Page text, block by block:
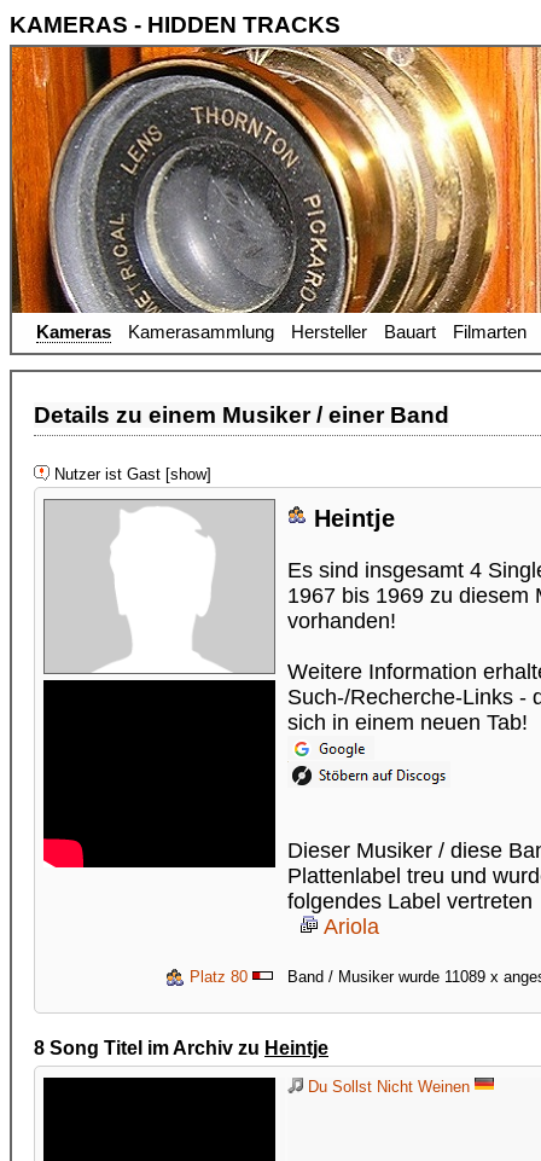
KAMERAS - HIDDEN TRACKS
Kameras Kamerasammlung Hersteller Bauart Filmarten
Details zu einem Musiker / einer Band
Nutzer ist Gast [show]
Heintje
Es sind insgesamt 4
1967 bis 1969 zu diesem
vorhanden!
Weitere Information
Such-/Recherche-Links -
sich in einem neuen Tab!
Dieser Musiker / diese
Plattenlabel treu und
folgendes Label vertreten
Ariola
Platz 80 Band / Musiker wurde 11089 x
8 Song Titel im Archiv zu Heintje
Du Sollst Nicht Weinen